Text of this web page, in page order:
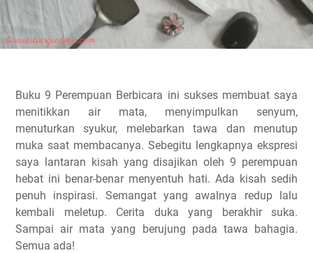
Buku 9 Perempuan Berbicara ini sukses membuat saya
menitikkan air mata, menyimpulkan senyum,
menuturkan syukur, melebarkan tawa dan menutup
muka saat membacanya. Sebegitu lengkapnya ekspresi
saya lantaran kisah yang disajikan oleh 9 perempuan
hebat ini benar-benar menyentuh hati. Ada kisah sedih
penuh inspirasi. Semangat yang awalnya redup lalu
kembali meletup. Cerita duka yang berakhir suka.
Sampai air mata yang berujung pada tawa bahagia.
Semua ada!